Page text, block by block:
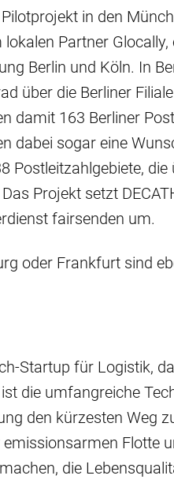
in den
Partner Glocally,
Berlin und Köln. In
über die Berliner
damit 163 Berliner
dabei sogar eine
Postleitzahlgebiete,
Projekt setzt
fairsenden um.
oder Frankfurt sind
Startup für Logistik,
die umfangreiche
den kürzesten Weg
Flotte
die